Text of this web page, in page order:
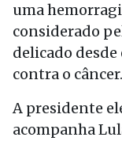
uma
considerado
delicado
contra o câncer.
A presidente
acompanha